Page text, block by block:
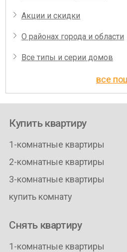
Акции и скидки
О районах города и области
Все типы и серии домов
все
Купить квартиру
1-комнатные квартиры
2-комнатные квартиры
3-комнатные квартиры
купить комнату
Снять квартиру
1-комнатные квартиры